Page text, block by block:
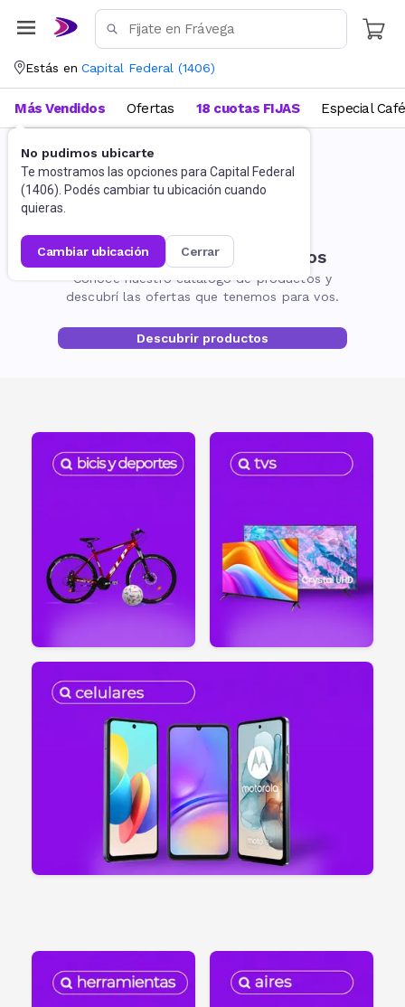
Estás en Capital Federal (1406)
No pudimos ubicarte
Te mostramos las opciones para Capital Federal
(1406). Podés cambiar tu ubicación cuando
quieras.
cambiar ubicación cerrar
Más Vendidos Ofertas 18 cuotas FIJAS Especial Café
No encontramos resultados
Conocé nuestro catálogo de productos y
descubrí las ofertas que tenemos para vos.
Descubrir productos